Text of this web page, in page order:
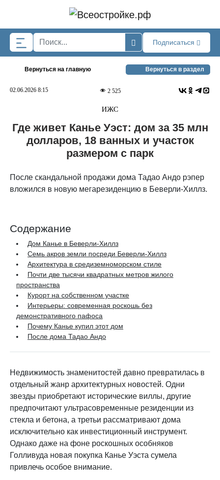
Подписаться
Вернуться на главную Вернуться в раздел
02.06.2026 8:15 2 525
ИЖС
Где живет Канье Уэст: дом за 35 млн
долларов, 18 ванных и участок
размером с парк
После скандальной продажи дома Тадао Андо рэпер
вложился в новую мегарезиденцию в Беверли-Хиллз.
Содержание
Дом Канье в Беверли-Хиллз
Семь акров земли посреди Беверли-Хиллз
Архитектура в средиземноморском стиле
Почти две тысячи квадратных метров жилого
пространства
Курорт на собственном участке
Интерьеры: современная роскошь без
демонстративного пафоса
Почему Канье купил этот дом
После дома Тадао Андо
Недвижимость знаменитостей давно превратилась в
отдельный жанр архитектурных новостей. Одни
звезды приобретают исторические виллы, другие
предпочитают ультрасовременные резиденции из
стекла и бетона, а третьи рассматривают дома
исключительно как инвестиционный инструмент.
Однако даже на фоне роскошных особняков
Голливуда новая покупка Канье Уэста сумела
привлечь особое внимание.